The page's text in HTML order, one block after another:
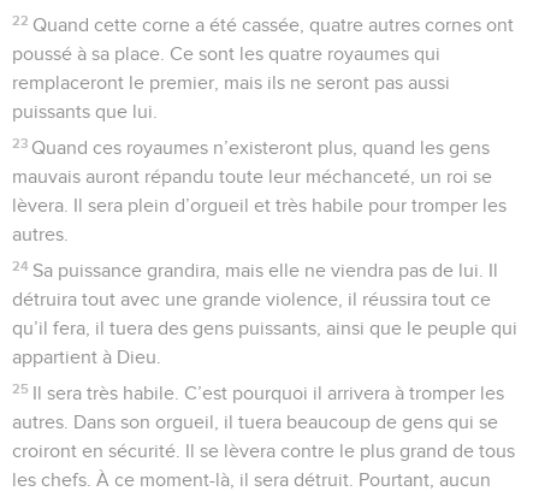
22 Quand cette corne a été cassée, quatre autres cornes ont
poussé à sa place. Ce sont les quatre royaumes qui
remplaceront le premier, mais ils ne seront pas aussi
puissants que lui.
23 Quand ces royaumes n’existeront plus, quand les gens
mauvais auront répandu toute leur méchanceté, un roi se
lèvera. Il sera plein d’orgueil et très habile pour tromper les
autres.
24 Sa puissance grandira, mais elle ne viendra pas de lui. Il
détruira tout avec une grande violence, il réussira tout ce
qu’il fera, il tuera des gens puissants, ainsi que le peuple qui
appartient à Dieu.
25 Il sera très habile. C’est pourquoi il arrivera à tromper les
autres. Dans son orgueil, il tuera beaucoup de gens qui se
croiront en sécurité. Il se lèvera contre le plus grand de tous
les chefs. À ce moment-là, il sera détruit. Pourtant, aucun